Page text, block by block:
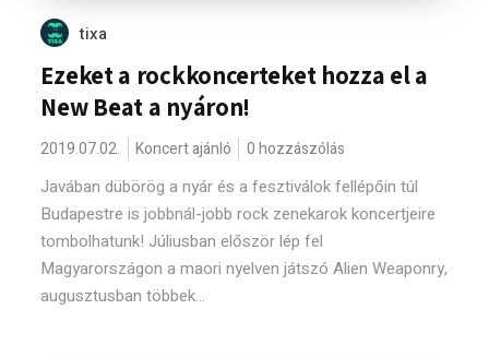
tixa
Ezeket a rockkoncerteket hozza el a
New Beat a nyáron!
2019.07.02. Koncert ajánló 0 hozzászólás
Javában dübörög a nyár és a fesztiválok fellépőin túl
Budapestre is jobbnál-jobb rock zenekarok koncertjeire
tombolhatunk! Júliusban először lép fel
Magyarországon a maori nyelven játszó Alien Weaponry,
augusztusban többek...